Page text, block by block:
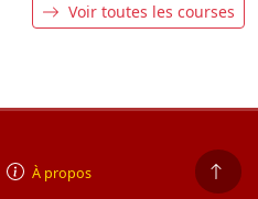
Voir toutes les courses
À propos